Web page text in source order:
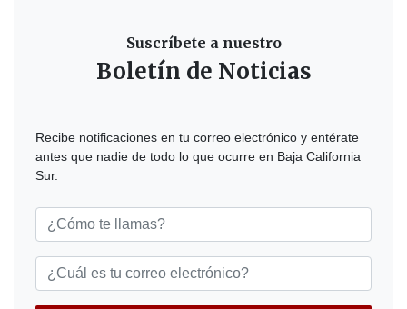
Suscríbete a nuestro
Boletín de Noticias
Recibe notificaciones en tu correo electrónico y entérate
antes que nadie de todo lo que ocurre en Baja California
Sur.